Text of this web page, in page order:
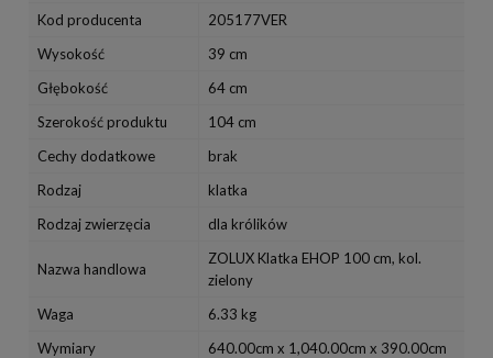
Kod producenta
205177VER
Wysokość
39 cm
Głębokość
64 cm
Szerokość produktu
104 cm
Cechy dodatkowe
brak
Rodzaj
klatka
Rodzaj zwierzęcia
dla królików
Nazwa handlowa
ZOLUX Klatka EHOP 100 cm, kol.
zielony
Waga
6.33 kg
Wymiary
640.00cm x 1,040.00cm x 390.00cm